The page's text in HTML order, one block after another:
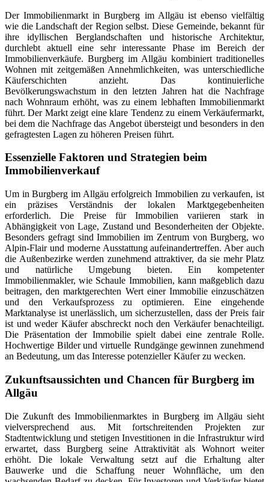
Der Immobilienmarkt in Burgberg im Allgäu ist ebenso vielfältig
wie die Landschaft der Region selbst. Diese Gemeinde, bekannt für
ihre idyllischen Berglandschaften und historische Architektur,
durchlebt aktuell eine sehr interessante Phase im Bereich der
Immobilienverkäufe. Burgberg im Allgäu kombiniert traditionelles
Wohnen mit zeitgemäßen Annehmlichkeiten, was unterschiedliche
Käuferschichten anzieht. Das kontinuierliche
Bevölkerungswachstum in den letzten Jahren hat die Nachfrage
nach Wohnraum erhöht, was zu einem lebhaften Immobilienmarkt
führt. Der Markt zeigt eine klare Tendenz zu einem Verkäufermarkt,
bei dem die Nachfrage das Angebot übersteigt und besonders in den
gefragtesten Lagen zu höheren Preisen führt.
Essenzielle Faktoren und Strategien beim
Immobilienverkauf
Um in Burgberg im Allgäu erfolgreich Immobilien zu verkaufen, ist
ein präzises Verständnis der lokalen Marktgegebenheiten
erforderlich. Die Preise für Immobilien variieren stark in
Abhängigkeit von Lage, Zustand und Besonderheiten der Objekte.
Besonders gefragt sind Immobilien im Zentrum von Burgberg, wo
Alpin-Flair und moderne Ausstattung aufeinandertreffen. Aber auch
die Außenbezirke werden zunehmend attraktiver, da sie mehr Platz
und natürliche Umgebung bieten. Ein kompetenter
Immobilienmakler, wie Schaule Immobilien, kann maßgeblich dazu
beitragen, den marktgerechten Wert einer Immobilie einzuschätzen
und den Verkaufsprozess zu optimieren. Eine eingehende
Marktanalyse ist unerlässlich, um sicherzustellen, dass der Preis fair
ist und weder Käufer abschreckt noch den Verkäufer benachteiligt.
Die Präsentation der Immobilie spielt dabei eine zentrale Rolle.
Hochwertige Bilder und virtuelle Rundgänge gewinnen zunehmend
an Bedeutung, um das Interesse potenzieller Käufer zu wecken.
Zukunftsaussichten und Chancen für Burgberg im
Allgäu
Die Zukunft des Immobilienmarktes in Burgberg im Allgäu sieht
vielversprechend aus. Mit fortschreitenden Projekten zur
Stadtentwicklung und stetigen Investitionen in die Infrastruktur wird
erwartet, dass Burgberg seine Attraktivität als Wohnort weiter
erhöht. Die lokale Verwaltung setzt auf die Erhaltung alter
Bauwerke und die Schaffung neuer Wohnfläche, um den